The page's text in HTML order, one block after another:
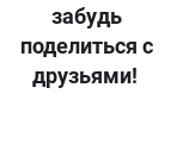
забудь
поделиться с
друзьями!